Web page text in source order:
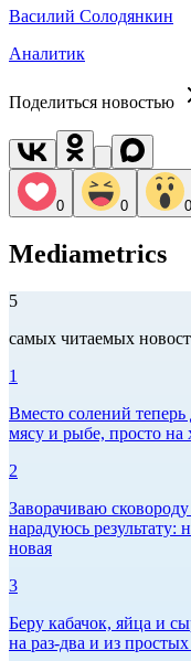
Василий Солодянкин
Аналитик
Поделиться новостью
0 0 0
Mediametrics
5
самых читаемых
1
Вместо солений
мясу и рыбе, просто на
2
Заворачиваю
нарадуюсь результату:
новая
3
Беру кабачок, яйца и
на раз-два и из